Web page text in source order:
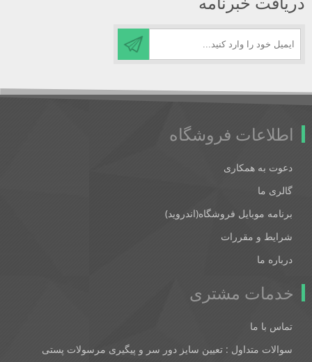
اطلاعات فروشگاه
دعوت به همکاری
گالری ما
برنامه موبایل فروشگاه(اندروید)
شرایط و مقررات
درباره ما
خدمات مشتری
تماس با ما
سوالات متداول : تعیین سایز دور سر و پیگیری مرسولات پستی